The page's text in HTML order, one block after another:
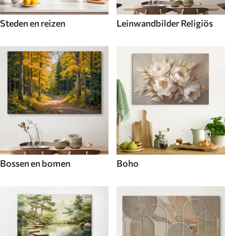
Steden en reizen Leinwandbilder Religiös
Bossen en bomen Boho